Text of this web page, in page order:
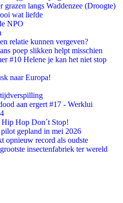
grazen langs Waddenzee (Droogte)
wat liefde
NPO
relatie kunnen vergeven?
poep slikken helpt misschien
#10 Helene je kan het niet stop
naar Europa!
aan ergert #17 - Werklui
Hop Don´t Stop!
gepland in mei 2026
opnieuw record als oudste
insectenfabriek ter wereld